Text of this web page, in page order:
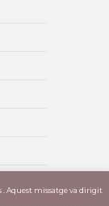
. Aquest missatge va dirigit